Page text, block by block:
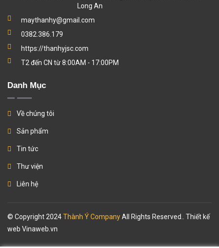
Long An
maythanhy@gmail.com
0382.386.179
https://thanhyjsc.com
T2 đến CN từ 8:00AM - 17:00PM
Danh Mục
Về chúng tôi
Sản phẩm
Tin tức
Thư viện
Liên hệ
© Copyright 2024Thành Ý CompanyAll Rights Reserved.. Thiết kế
web Vinaweb.vn